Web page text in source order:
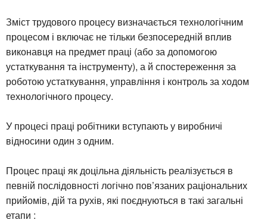
Зміст трудового процесу визначається технологічним
процесом і включає не тільки безпосередній вплив
виконавця на предмет праці (або за допомогою
устаткування та інструменту), а й спостереження за
роботою устаткування, управління і контроль за ходом
технологічного процесу.
У процесі праці робітники вступають у виробничі
відносини один з одним.
Процес праці як доцільна діяльність реалізується в
певній послідовності логічно пов’язаних раціональних
прийомів, дій та рухів, які поєднуються в такі загальні
етапи :